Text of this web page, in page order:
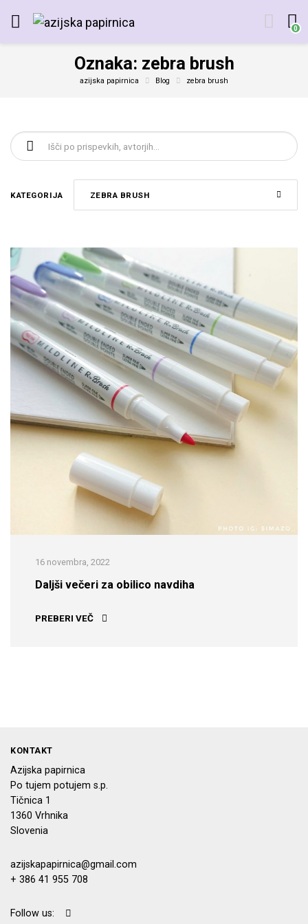
0
Oznaka: zebra brush
azijska papirnica Blog zebra brush
Išči:
KATEGORIJA ZEBRA BRUSH
16 novembra, 2022
Daljši večeri za obilico navdiha
PREBERI VEČ DALJŠI VEČERI ZA OBILICO NAVDIHA
KONTAKT
Azijska papirnica
Po tujem potujem s.p.
Tičnica 1
1360 Vrhnika
Slovenia
azijskapapirnica@gmail.com
+ 386 41 955 708
Follow us: